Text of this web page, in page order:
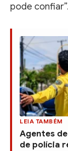
pode confiar”.
LEIA TAMBÉM
Agentes
de polícia